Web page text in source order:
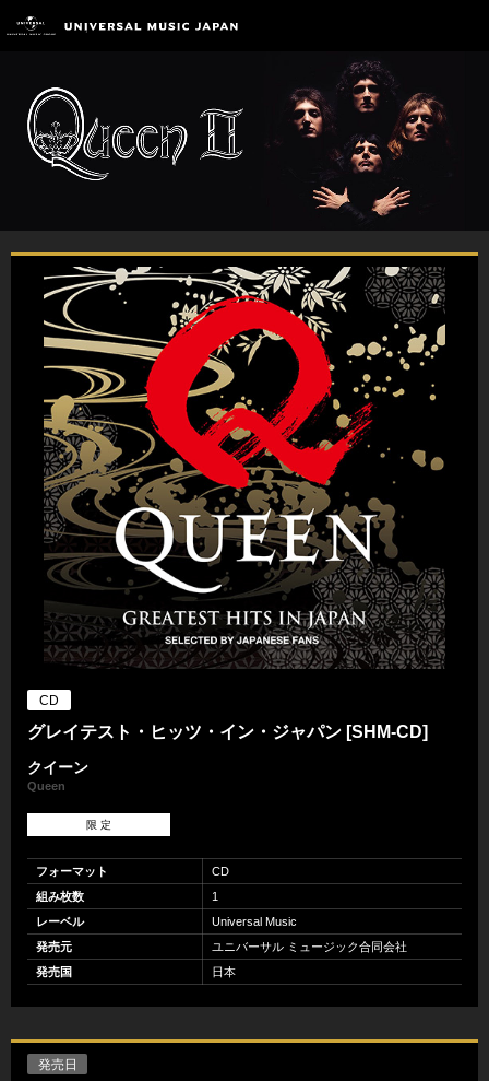
CD
グレイテスト・ヒッツ・イン・ジャパン [SHM-CD]
クイーン
Queen
限 定
フォーマット
CD
組み枚数
1
レーベル
Universal Music
発売元
ユニバーサル ミュージック合同会社
発売国
日本
発売日